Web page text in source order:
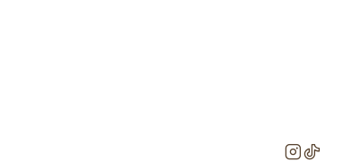
500 unidades
Kraft 17x12 cm
unidades